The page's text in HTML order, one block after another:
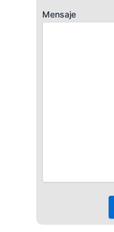
Mensaje